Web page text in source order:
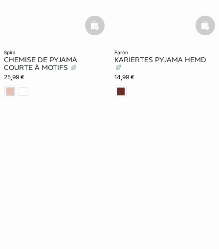
spira
CHEMISE DE PYJAMA
COURTE À MOTIFS
25,99 €
basketfull
faron
KARIERTES PYJAMA HEMD
14,99 €